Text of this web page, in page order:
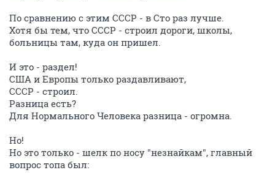
По сравнению с этим СССР - в Сто раз лучше.
Хотя бы тем, что СССР - строил дороги, школы,
больницы там, куда он пришел.
И это - раздел!
США и Европы только раздавливают,
СССР - строил.
Разница есть?
Для Нормального Человека разница - огромна.
Но!
Но это только - шелк по носу "незнайкам", главный
вопрос топа был: